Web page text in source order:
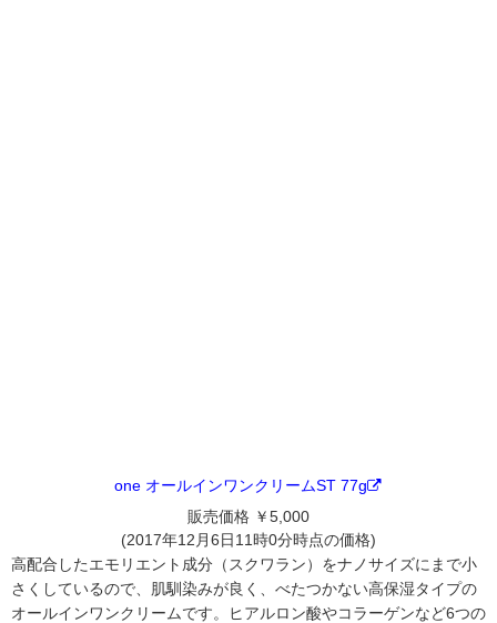
one オールインワンクリームST 77g
販売価格 ￥5,000
(2017年12月6日11時0分時点の価格)
高配合したエモリエント成分（スクワラン）をナノサイズにまで小
さくしているので、肌馴染みが良く、べたつかない高保湿タイプの
オールインワンクリームです。ヒアルロン酸やコラーゲンなど6つの